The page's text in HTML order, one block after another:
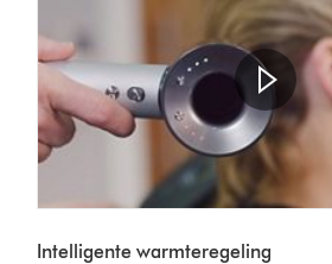
Intelligente warmteregeling